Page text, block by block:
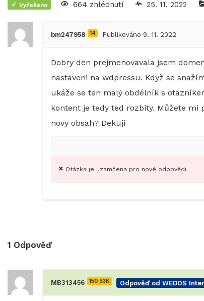
Vyřešeno 664 zhlédnutí 25. 11. 2022
bm247958 14 Publikováno 9. 11. 2022
Dobry den prejmenovavala jsem
nastaveni na wdpressu. Když se
ukáže se ten malý obdélník s
kontent je tedy ted rozbity. Můžete
novy obsah? Dekuji
Otázka je uzamčena pro nové odpovědi.
1 Odpověď
MB313456 150.53K Odpověď od WEDOS